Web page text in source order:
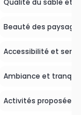
Beauté des
Accessibilité et
Ambiance et